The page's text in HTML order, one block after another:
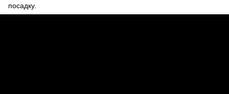
посадку.